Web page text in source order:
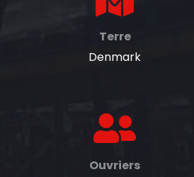
Terre
Denmark
Ouvriers